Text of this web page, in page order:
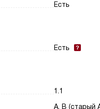
Есть
Есть
1.1
A, B (старый